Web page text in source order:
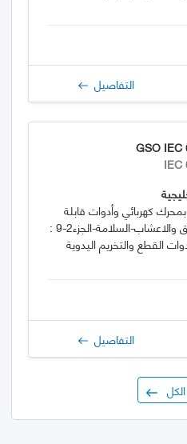
التفاصيل
GSO
كهربائي وأدوات قابلة
للنقل وآلات الحدائق والاعشاب-السلامة-الجزء2-9 :
القطع والتخريم اليدوية
التفاصيل